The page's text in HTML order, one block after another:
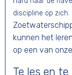
discipline op zich.
kunnen het
op een van
Te les en te